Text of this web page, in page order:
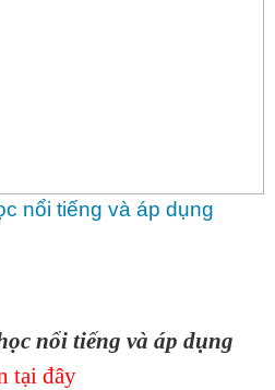
nổi tiếng và áp dụng
nổi tiếng và áp dụng
tại đây